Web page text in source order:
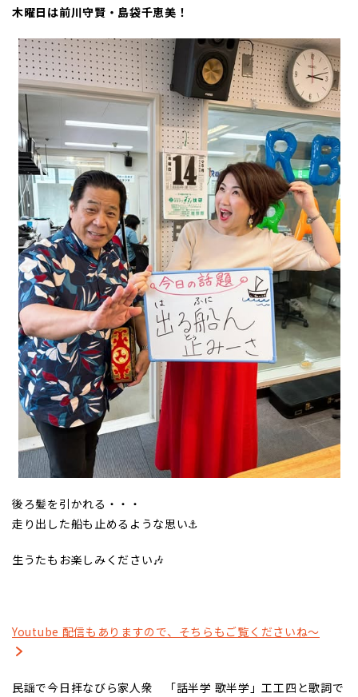
木曜日は前川守賢・島袋千恵美！
後ろ髪を引かれる・・・
走り出した船も止めるような思い⚓
生うたもお楽しみください🎶
Youtube 配信もありますので、そちらもご覧くださいね～
民謡で今日拝なびら家人衆 「話半学 歌半学」工工四と歌詞で